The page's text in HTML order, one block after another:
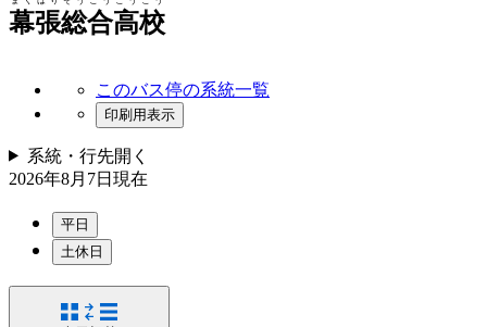
幕張総合高校
このバス停の系統一覧
印刷用表示
系統・行先開く
2026年8月7日 現在
平日
土休日